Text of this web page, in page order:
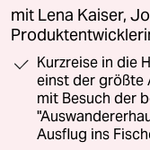
mit Lena Kaiser,
Kurzreise in die
einst der größte
mit Besuch der
Ausflug ins